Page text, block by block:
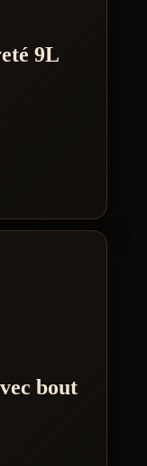
9L
bout